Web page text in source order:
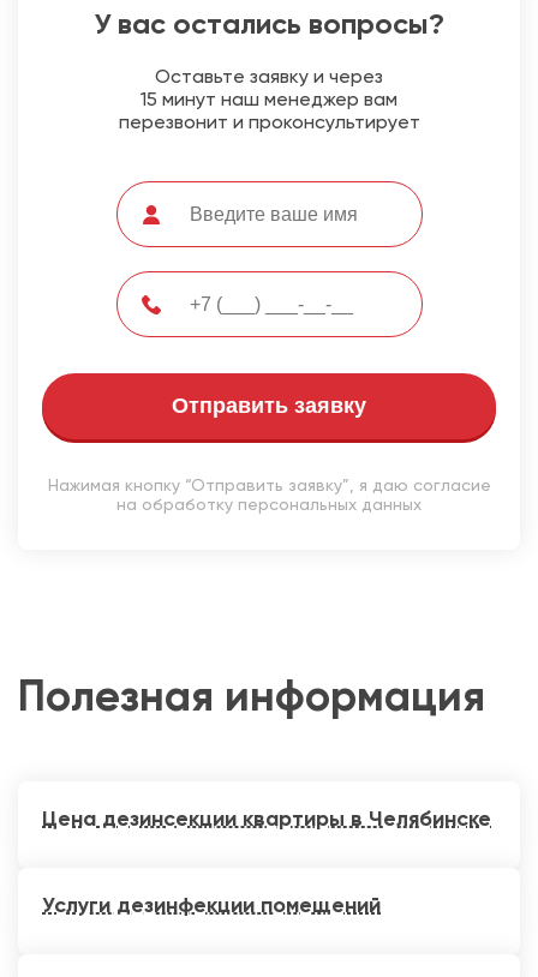
У вас остались вопросы?
Оставьте заявку и через
15 минут наш менеджер вам
перезвонит и проконсультирует
Отправить заявку
Нажимая кнопку “Отправить заявку”, я даю согласие
на обработку персональных данных
Полезная информация
Цена дезинсекции квартиры в Челябинске
Услуги дезинфекции помещений